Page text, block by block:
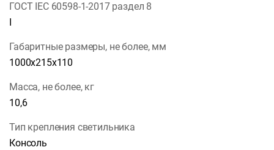
ГОСТ IEC 60598-1-2017 раздел 8
Габаритные размеры, не более, мм
1000х215х110
Масса, не более, кг
10,6
Тип крепления светильника
Консоль